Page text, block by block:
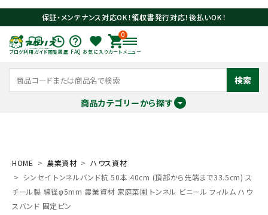
保証・メンテナンス対応OK！領収書発行対応！後払いOK！
ブログ利用ガイド閲覧履歴 FAQ お気に入り
0
カート メニュー
検索
商品カテゴリーから探す
search
HOME 農業資材
ハウス資材
シンセイ トンネルバンド杭 50本 40cm (頂部から先端まで33.5cm) ス
チール製 線径φ5mm 農業資材 家庭菜園 トンネル ビニール フィルム ハウ
スバンド 固定ピン